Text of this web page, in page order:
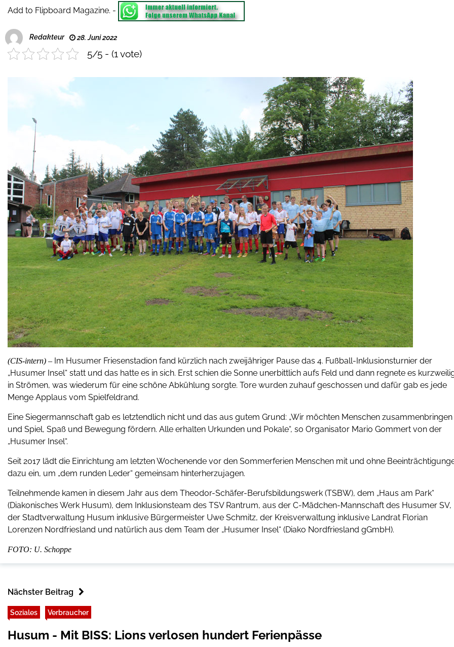
Add to Flipboard Magazine. -
Redakteur 28. Juni 2022
5/5 - (1 vote)
(CIS-intern) – Im Husumer Friesenstadion fand kürzlich nach zweijähriger Pause das 4. Fußball-Inklusionsturnier der
„Husumer Insel“ statt und das hatte es in sich. Erst schien die Sonne unerbittlich aufs Feld und dann regnete es
in Strömen, was wiederum für eine schöne Abkühlung sorgte. Tore wurden zuhauf geschossen und dafür gab es jede
Menge Applaus vom Spielfeldrand.
Eine Siegermannschaft gab es letztendlich nicht und das aus gutem Grund: „Wir möchten Menschen zusammenbringen
und Spiel, Spaß und Bewegung fördern. Alle erhalten Urkunden und Pokale“, so Organisator Mario Gommert von der
„Husumer Insel“.
Seit 2017 lädt die Einrichtung am letzten Wochenende vor den Sommerferien Menschen mit und ohne
dazu ein, um „dem runden Leder“ gemeinsam hinterherzujagen.
Teilnehmende kamen in diesem Jahr aus dem Theodor-Schäfer-Berufsbildungswerk (TSBW), dem „Haus am Park“
(Diakonisches Werk Husum), dem Inklusionsteam des TSV Rantrum, aus der C-Mädchen-Mannschaft des Husumer SV,
der Stadtverwaltung Husum inklusive Bürgermeister Uwe Schmitz, der Kreisverwaltung inklusive Landrat Florian
Lorenzen Nordfriesland und natürlich aus dem Team der „Husumer Insel“ (Diako Nordfriesland gGmbH).
FOTO: U. Schoppe
Nächster Beitrag
Soziales Verbraucher
Husum - Mit BISS: Lions verlosen hundert Ferienpässe